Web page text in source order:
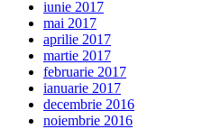
iunie 2017
mai 2017
aprilie 2017
martie 2017
februarie 2017
ianuarie 2017
decembrie 2016
noiembrie 2016